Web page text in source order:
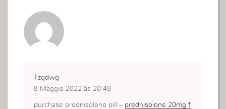
Tzgdwg
8 Maggio 2022 às 20:49
purchase prednisolone pill – prednisolone 20mg f